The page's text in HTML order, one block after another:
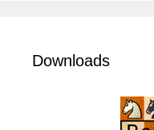
Downloads